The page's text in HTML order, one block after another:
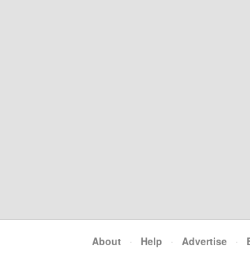
About · Help · Advertise ·